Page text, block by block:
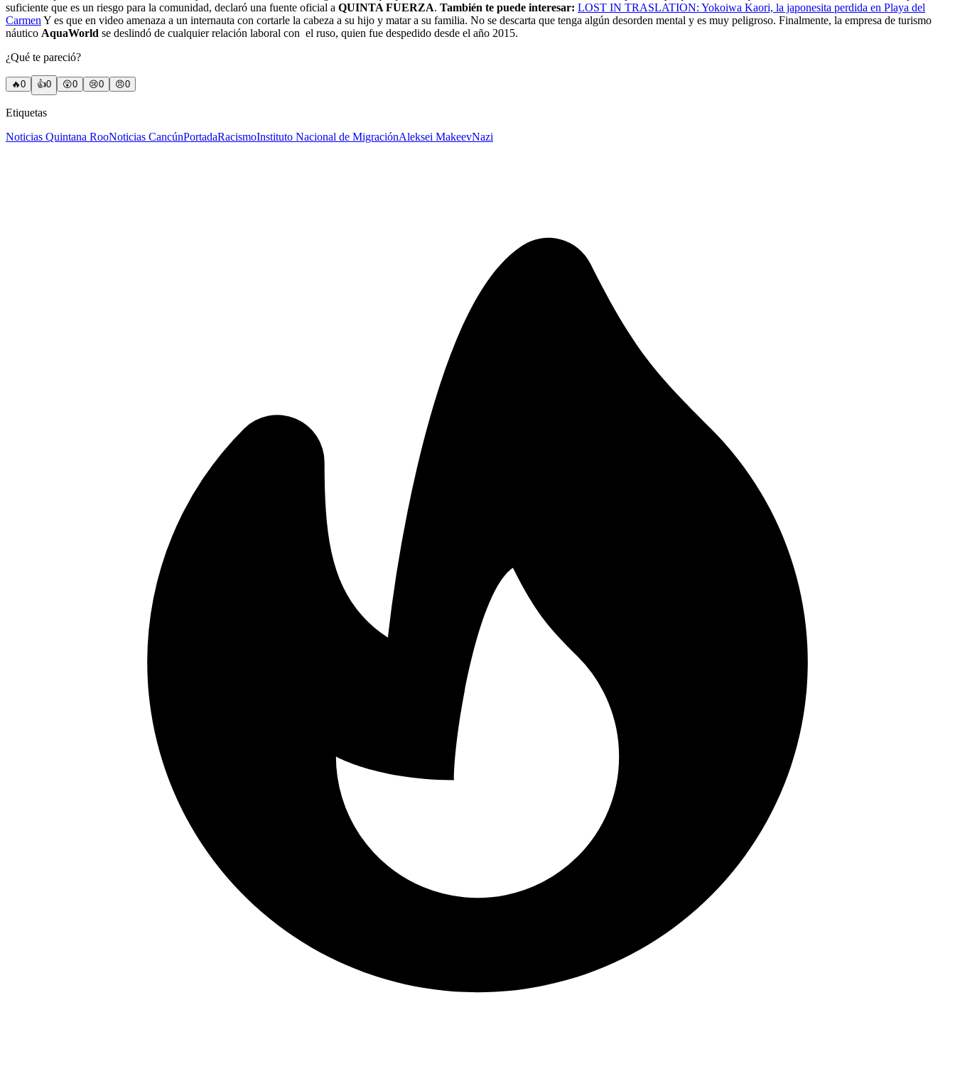
suficiente que es un riesgo para la comunidad, declaró una fuente oficial a QUINTA FUERZA. También te puede interesar: LOST IN TRASLATION: Yokoiwa Kaori, la japonesita perdida en Playa del
Carmen Y es que en video amenaza a un internauta con cortarle la cabeza a su hijo y matar a su familia. No se descarta que tenga algún desorden mental y es muy peligroso. Finalmente, la empresa de turismo
náutico AquaWorld se deslindó de cualquier relación laboral con el ruso, quien fue despedido desde el año 2015.
¿Qué te pareció?
🔥0 👍0 😲0 😢0 😠0
Etiquetas
Noticias Quintana RooNoticias CancúnPortadaRacismoInstituto Nacional de MigraciónAleksei MakeevNazi